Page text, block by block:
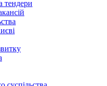
тендери